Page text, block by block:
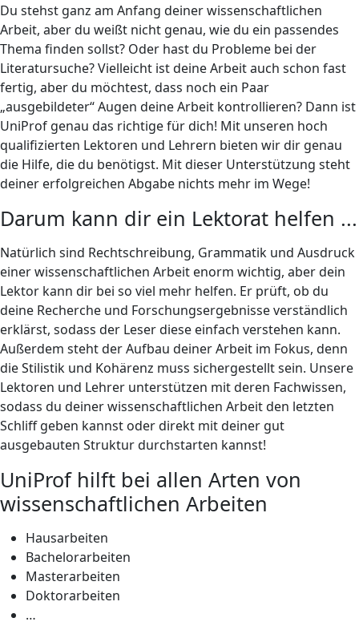
Du stehst ganz am Anfang deiner wissenschaftlichen
Arbeit, aber du weißt nicht genau, wie du ein passendes
Thema finden sollst? Oder hast du Probleme bei der
Literatursuche? Vielleicht ist deine Arbeit auch schon fast
fertig, aber du möchtest, dass noch ein Paar
„ausgebildeter“ Augen deine Arbeit kontrollieren? Dann ist
UniProf genau das richtige für dich! Mit unseren hoch
qualifizierten Lektoren und Lehrern bieten wir dir genau
die Hilfe, die du benötigst. Mit dieser Unterstützung steht
deiner erfolgreichen Abgabe nichts mehr im Wege!
Darum kann dir ein Lektorat helfen ...
Natürlich sind Rechtschreibung, Grammatik und Ausdruck
einer wissenschaftlichen Arbeit enorm wichtig, aber dein
Lektor kann dir bei so viel mehr helfen. Er prüft, ob du
deine Recherche und Forschungsergebnisse verständlich
erklärst, sodass der Leser diese einfach verstehen kann.
Außerdem steht der Aufbau deiner Arbeit im Fokus, denn
die Stilistik und Kohärenz muss sichergestellt sein. Unsere
Lektoren und Lehrer unterstützen mit deren Fachwissen,
sodass du deiner wissenschaftlichen Arbeit den letzten
Schliff geben kannst oder direkt mit deiner gut
ausgebauten Struktur durchstarten kannst!
UniProf hilft bei allen Arten von
wissenschaftlichen Arbeiten
Hausarbeiten
Bachelorarbeiten
Masterarbeiten
Doktorarbeiten
…